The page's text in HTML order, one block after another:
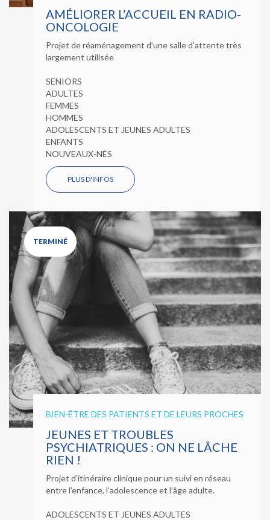
AMÉLIORER L’ACCUEIL EN RADIO-
ONCOLOGIE
Projet de réaménagement d’une salle d’attente très
largement utilisée
SENIORS
ADULTES
FEMMES
HOMMES
ADOLESCENTS ET JEUNES ADULTES
ENFANTS
NOUVEAUX-NÉS
PLUS D'INFOS
TERMINÉ
BIEN-ÊTRE DES PATIENTS ET DE LEURS PROCHES
JEUNES ET TROUBLES
PSYCHIATRIQUES : ON NE LÂCHE
RIEN !
Projet d’itinéraire clinique pour un suivi en réseau
entre l’enfance, l’adolescence et l’âge adulte.
ADOLESCENTS ET JEUNES ADULTES